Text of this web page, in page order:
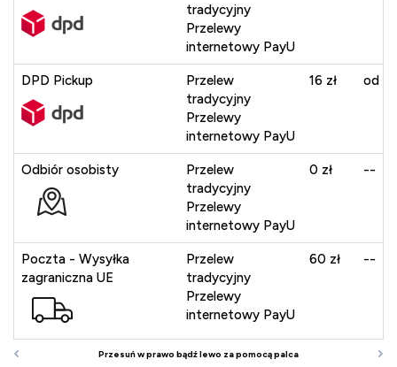
tradycyjny
Przelewy
internetowy PayU
DPD Pickup
Przelew
tradycyjny
Przelewy
internetowy PayU
16 zł od
Odbiór osobisty
Przelew
tradycyjny
Przelewy
internetowy PayU
0 zł --
Poczta - Wysyłka
zagraniczna UE
Przelew
tradycyjny
Przelewy
internetowy PayU
60 zł --